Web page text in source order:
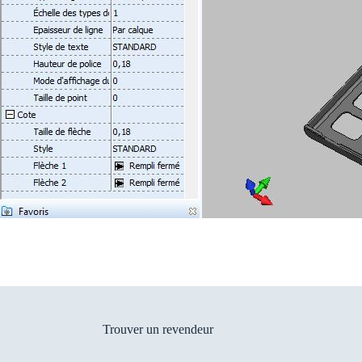
Trouver un revendeur